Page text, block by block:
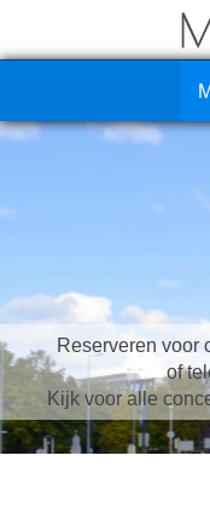
Reserveren voor
of
Kijk voor alle